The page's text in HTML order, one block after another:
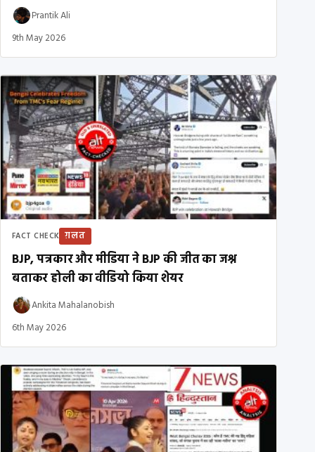
Prantik Ali
9th May 2026
FACT CHECK ग़लत
BJP, पत्रकार और मीडिया ने BJP की जीत का जश्न
बताकर होली का वीडियो किया शेयर
Ankita Mahalanobish
6th May 2026